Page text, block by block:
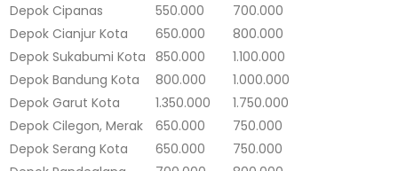
Depok Cipanas 550.000
700.000
Depok Cianjur Kota 650.000
800.000
Depok Sukabumi Kota 850.000
1.100.000
Depok Bandung Kota 800.000
1.000.000
Depok Garut Kota 1.350.000
1.750.000
Depok Cilegon, Merak 650.000
750.000
Depok Serang Kota 650.000
750.000